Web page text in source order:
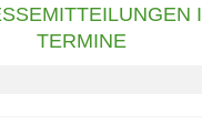
I
TERMINE